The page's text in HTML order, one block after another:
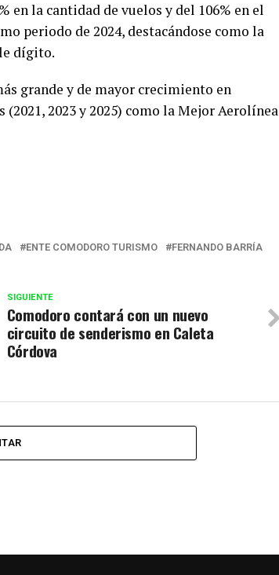
en la cantidad de vuelos y del 106% en el
periodo de 2024, destacándose como la
dígito.
grande y de mayor crecimiento en
2023 y 2025) como la Mejor Aerolínea
ENTE COMODORO TURISMO
FERNANDO BARRÍA
SIGUIENTE
Comodoro contará con un nuevo
circuito de senderismo en Caleta
Córdova